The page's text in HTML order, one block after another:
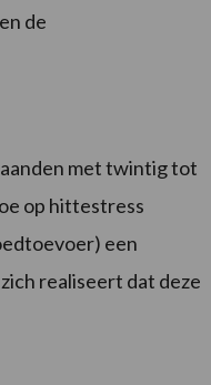
de
met twintig tot
op hittestress
een
realiseert dat deze